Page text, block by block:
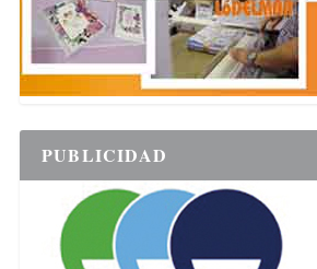
PUBLICIDAD